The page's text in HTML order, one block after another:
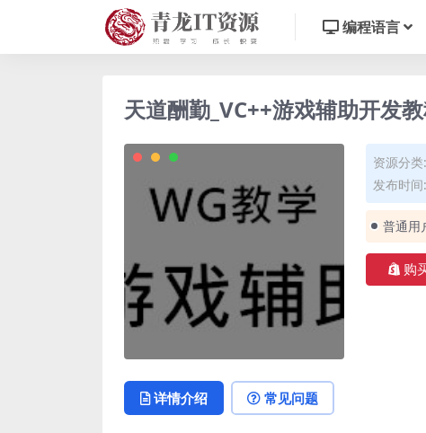
编程语言
天道酬勤_VC++游戏辅助开发
资源分类:
发布时
普通用
购
详情介绍 常见问题